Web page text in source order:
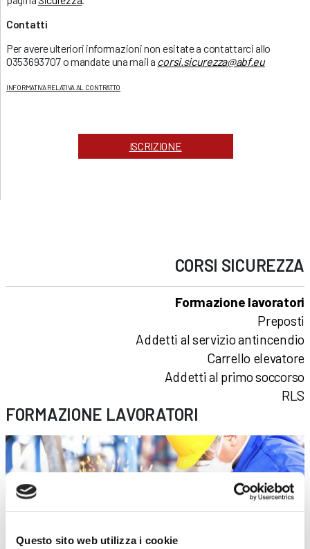
Questo sito web utilizza i cookie
Contatti
Per avere ulteriori informazioni non esitate a contattarci allo
0353693707 o mandate una mail a corsi.sicurezza@abf.eu
INFORMATIVA RELATIVA AL CONTRATTO
ISCRIZIONE
CORSI SICUREZZA
Preposti
Formazione lavoratori
Addetti al servizio antincendio
Carrello elevatore
Addetti al primo soccorso
RLS
FORMAZIONE LAVORATORI